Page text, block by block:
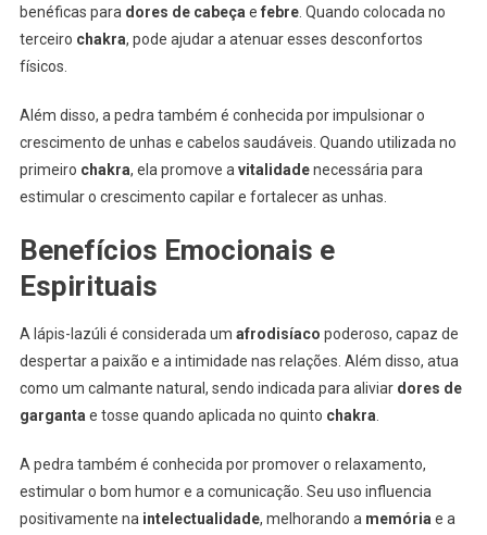
benéficas para dores de cabeça e febre. Quando colocada no
terceiro chakra, pode ajudar a atenuar esses desconfortos
físicos.
Além disso, a pedra também é conhecida por impulsionar o
crescimento de unhas e cabelos saudáveis. Quando utilizada no
primeiro chakra, ela promove a vitalidadenecessária para
estimular o crescimento capilar e fortalecer as unhas.
Benefícios Emocionais e
Espirituais
A lápis-lazúli é considerada um afrodisíaco poderoso, capaz de
despertar a paixão e a intimidade nas relações. Além disso, atua
como um calmante natural, sendo indicada para aliviar dores de
garganta e tosse quando aplicada no quinto chakra
A pedra também é conhecida por promover o relaxamento,
estimular o bom humor e a comunicação. Seu uso influencia
positivamente na intelectualidade, melhorando a memória e a